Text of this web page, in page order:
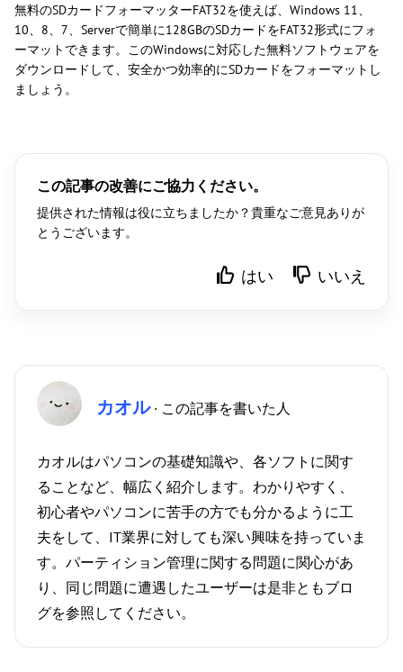
無料のSDカードフォーマッターFAT32を使えば、Windows 11、
10、8、7、Serverで簡単に128GBのSDカードをFAT32形式にフォ
ーマットできます。このWindowsに対応した無料ソフトウェアを
ダウンロードして、安全かつ効率的にSDカードをフォーマットし
ましょう。
この記事の改善にご協力ください。
提供された情報は役に立ちましたか？貴重なご意見ありが
とうございます。
はい いいえ
カオル· この記事を書いた人
カオルはパソコンの基礎知識や、各ソフトに関す
ることなど、幅広く紹介します。わかりやすく、
初心者やパソコンに苦手の方でも分かるように工
夫をして、IT業界に対しても深い興味を持っていま
す。パーティション管理に関する問題に関心があ
り、同じ問題に遭遇したユーザーは是非ともブロ
グを参照してください。